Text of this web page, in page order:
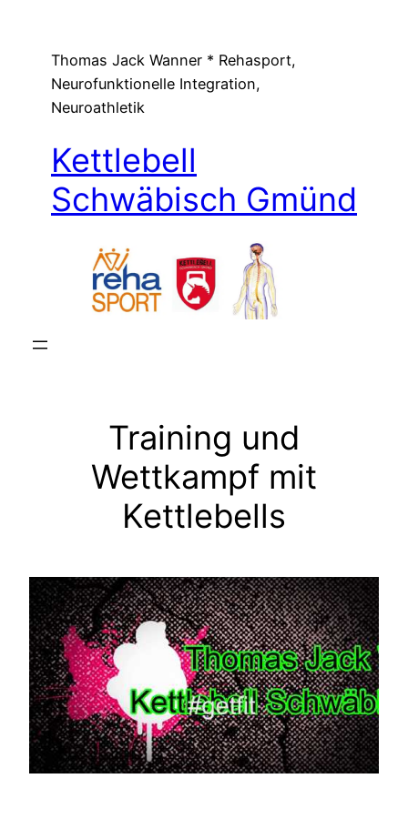
springenThomas Jack Wanner * Rehasport,
Neurofunktionelle Integration,
Neuroathletik
Kettlebell
Schwäbisch Gmünd
Training und
Wettkampf mit
Kettlebells